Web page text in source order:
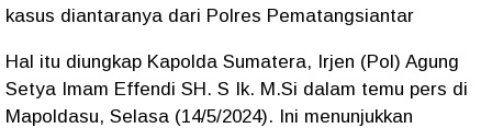
kasus diantaranya dari Polres Pematangsiantar
Hal itu diungkap Kapolda Sumatera, Irjen (Pol) Agung
Setya Imam Effendi SH. S Ik. M.Si dalam temu pers di
Mapoldasu, Selasa (14/5/2024). Ini menunjukkan